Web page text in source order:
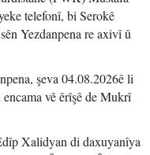
telefonî, bi Serokê
Yezdanpena re axivî û
şeva 04.08.2026ê li
vê êrîşê de Mukrî
Xalidyan di daxuyanîya